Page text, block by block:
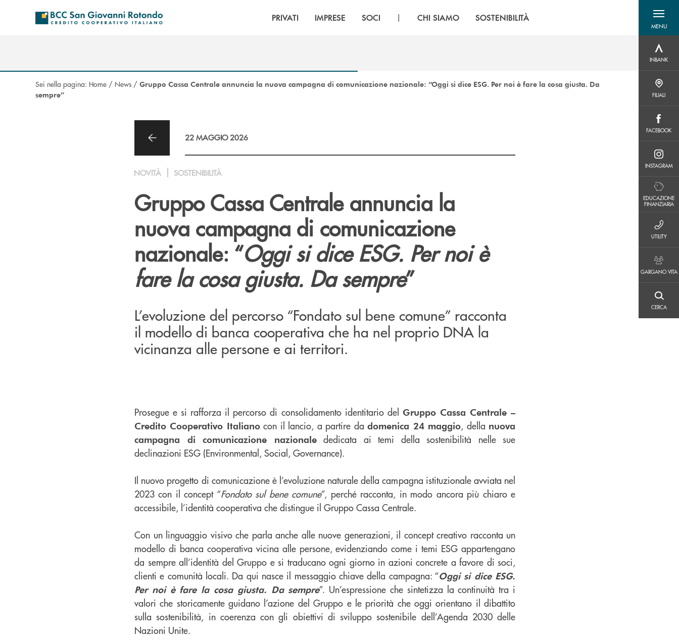
PRIVATI IMPRESE SOCI | CHI SIAMO SOSTENIBILITÀ
MENU
menu
INBANK
FILIALI
FACEBOOK
INSTAGRAM
EDUCAZIONE
FINANZIARIA
UTILITY
GARGANO VITA
CERCA
Sei nella pagina: Home / News / Gruppo Cassa Centrale annuncia la nuova campagna di comunicazione nazionale: “Oggi si dice ESG. Per noi è fare la cosa giusta. Da
sempre”
22 MAGGIO 2026
NOVITÀ SOSTENIBILITÀ
Gruppo Cassa Centrale annuncia la
nuova campagna di comunicazione
nazionale: “Oggi si dice ESG. Per noi è
fare la cosa giusta. Da sempre”
L’evoluzione del percorso “Fondato sul bene comune” racconta
il modello di banca cooperativa che ha nel proprio DNA la
vicinanza alle persone e ai territori.
Prosegue e si rafforza il percorso di consolidamento identitario del Gruppo Cassa Centrale –
Credito Cooperativo Italianocon il lancio, a partire dadomenica 24 maggio, della nuova
campagna di comunicazione nazionalededicata ai temi della sostenibilità nelle sue
declinazioni ESG (Environmental, Social, Governance).
Il nuovo progetto di comunicazione è l’evoluzione naturale della campagna istituzionale avviata nel
2023 con il concept “Fondato sul bene comune”, perché racconta, in modo ancora più chiaro e
accessibile, l’identità cooperativa che distingue il Gruppo Cassa Centrale.
Con un linguaggio visivo che parla anche alle nuove generazioni, il concept creativo racconta un
modello di banca cooperativa vicina alle persone, evidenziando come i temi ESG appartengano
da sempre all’identità del Gruppo e si traducano ogni giorno in azioni concrete a favore di soci,
clienti e comunità locali. Da qui nasce il messaggio chiave della campagna: “Oggi si dice ESG.
Per noi è fare la cosa giusta. Da sempre”. Un’espressione che sintetizza la continuità tra i
valori che storicamente guidano l’azione del Gruppo e le priorità che oggi orientano il dibattito
sulla sostenibilità, in coerenza con gli obiettivi di sviluppo sostenibile dell’Agenda 2030 delle
Nazioni Unite.